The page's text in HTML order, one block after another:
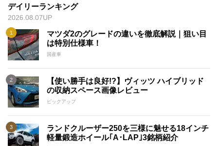
デイリーランキング
2026.08.07UP
マツダ2のグレードの違いを徹底解説｜狙い目
は特別仕様車！
国産車
【使い勝手は良好!?】ヴィッツ ハイブリッド
の収納スペース画像レビュー
ピックアップ
ランドクルーザー250を三様に魅せる18インチ
軽量鍛造ホイール｢A･LAP｣3銘柄紹介